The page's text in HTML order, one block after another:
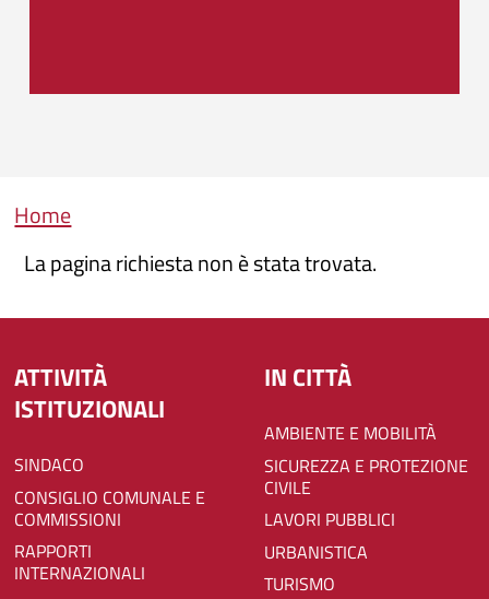
Briciole di pane
Home
La pagina richiesta non è stata trovata.
ATTIVITÀ
ISTITUZIONALI
SINDACO
CONSIGLIO COMUNALE E
COMMISSIONI
RAPPORTI
INTERNAZIONALI
IN CITTÀ
AMBIENTE E MOBILITÀ
SICUREZZA E PROTEZIONE
CIVILE
LAVORI PUBBLICI
URBANISTICA
TURISMO